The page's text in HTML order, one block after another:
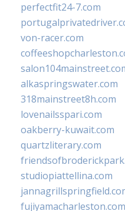
perfectfit24-7.com
von-racer.com
alkaspringswater.com
318mainstreet8h.com
lovenailsspari.com
oakberry-kuwait.com
quartzliterary.com
studiopiattellina.com
fujiyamacharleston.com